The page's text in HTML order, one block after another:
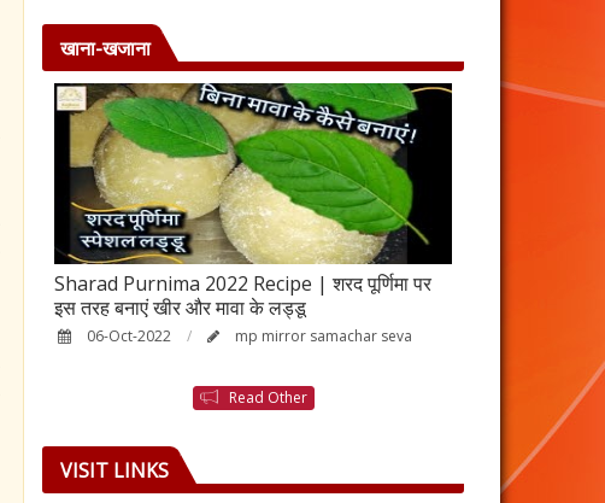
खाना-खजाना
Sharad Purnima 2022 Recipe | शरद पूर्णिमा पर
इस तरह बनाएं खीर और मावा के लड्डू
06-Oct-2022 mp mirror samachar seva
Read Other
VISIT LINKS